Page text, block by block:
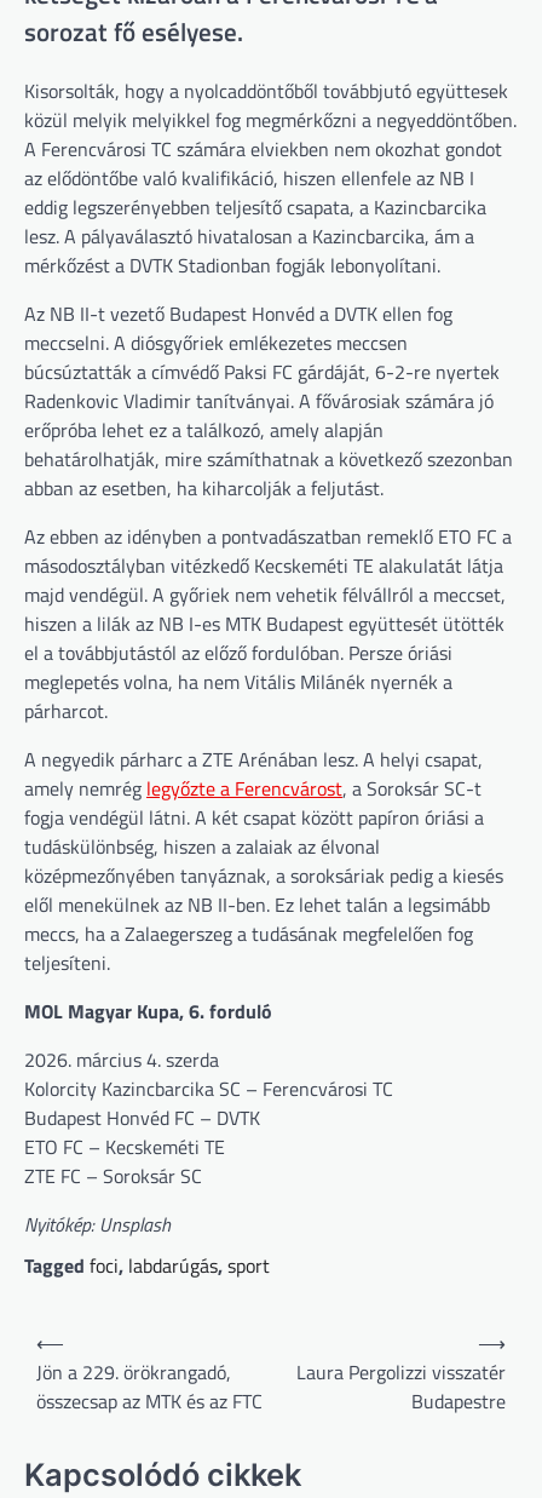
sorozat fő esélyese.
Kisorsolták, hogy a nyolcaddöntőből továbbjutó együttesek
közül melyik melyikkel fog megmérkőzni a negyeddöntőben.
A Ferencvárosi TC számára elviekben nem okozhat gondot
az elődöntőbe való kvalifikáció, hiszen ellenfele az NB I
eddig legszerényebben teljesítő csapata, a Kazincbarcika
lesz. A pályaválasztó hivatalosan a Kazincbarcika, ám a
mérkőzést a DVTK Stadionban fogják lebonyolítani.
Az NB II-t vezető Budapest Honvéd a DVTK ellen fog
meccselni. A diósgyőriek emlékezetes meccsen
búcsúztatták a címvédő Paksi FC gárdáját, 6-2-re nyertek
Radenkovic Vladimir tanítványai. A fővárosiak számára jó
erőpróba lehet ez a találkozó, amely alapján
behatárolhatják, mire számíthatnak a következő szezonban
abban az esetben, ha kiharcolják a feljutást.
Az ebben az idényben a pontvadászatban remeklő ETO FC a
másodosztályban vitézkedő Kecskeméti TE alakulatát látja
majd vendégül. A győriek nem vehetik félvállról a meccset,
hiszen a lilák az NB I-es MTK Budapest együttesét ütötték
el a továbbjutástól az előző fordulóban. Persze óriási
meglepetés volna, ha nem Vitális Milánék nyernék a
párharcot.
A negyedik párharc a ZTE Arénában lesz. A helyi csapat,
amely nemrég legyőzte a Ferencvárost, a Soroksár SC-t
fogja vendégül látni. A két csapat között papíron óriási a
tudáskülönbség, hiszen a zalaiak az élvonal
középmezőnyében tanyáznak, a soroksáriak pedig a kiesés
elől menekülnek az NB II-ben. Ez lehet talán a legsimább
meccs, ha a Zalaegerszeg a tudásának megfelelően fog
teljesíteni.
MOL Magyar Kupa, 6. forduló
2026. március 4. szerda
Kolorcity Kazincbarcika SC – Ferencvárosi TC
Budapest Honvéd FC – DVTK
ETO FC – Kecskeméti TE
ZTE FC – Soroksár SC
Nyitókép: Unsplash
Tagged foci, labdarúgás,sport
Bejegyzés
navigáció
⟵
Jön a 229. örökrangadó,
összecsap az MTK és az FTC
Laura Pergolizzi visszatér
Budapestre
⟶
Kapcsolódó cikkek